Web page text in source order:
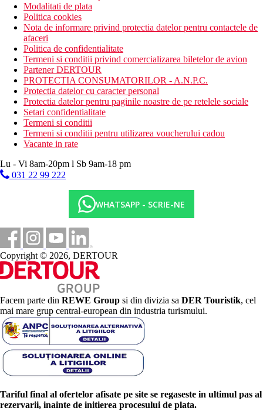
Modalitati de plata
Politica cookies
Nota de informare privind protectia datelor pentru contactele de
afaceri
Politica de confidentialitate
Termeni si conditii privind comercializarea biletelor de avion
Partener DERTOUR
PROTECTIA CONSUMATORILOR - A.N.P.C.
Protectia datelor cu caracter personal
Protectia datelor pentru paginile noastre de pe retelele sociale
Setari confidentialitate
Termeni si conditii
Termeni si conditii pentru utilizarea voucherului cadou
Vacante in rate
Lu - Vi 8am-20pm l Sb 9am-18 pm
031 22 99 222
WHATSAPP - SCRIE-NE
Copyright © 2026, DERTOUR
Facem parte din REWE Group si din divizia sa DER Touristik, cel
mai mare grup central-european din industria turismului.
Tariful final al ofertelor afisate pe site se regaseste in ultimul pas al
rezervarii, inainte de initierea procesului de plata.